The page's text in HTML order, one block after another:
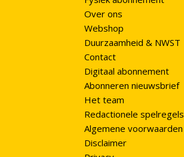
Over ons
Webshop
Duurzaamheid & NWST
Contact
Digitaal abonnement
Abonneren nieuwsbrief
Het team
Redactionele spelregels
Algemene voorwaarden
Disclaimer